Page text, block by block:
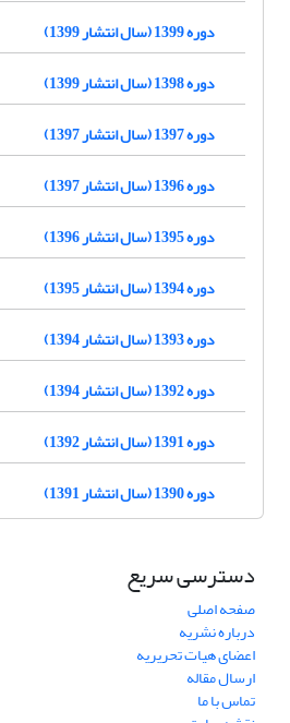
دوره 1399 (سال انتشار 1399)
دوره 1398 (سال انتشار 1399)
دوره 1397 (سال انتشار 1397)
دوره 1396 (سال انتشار 1397)
دوره 1395 (سال انتشار 1396)
دوره 1394 (سال انتشار 1395)
دوره 1393 (سال انتشار 1394)
دوره 1392 (سال انتشار 1394)
دوره 1391 (سال انتشار 1392)
دوره 1390 (سال انتشار 1391)
دسترسی سریع
صفحه اصلی
درباره نشریه
اعضای هیات تحریریه
ارسال مقاله
تماس با ما